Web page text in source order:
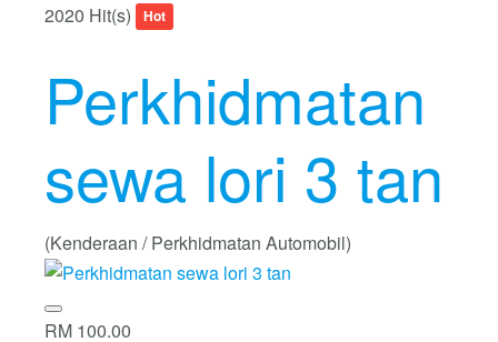
2020 Hit(s)
Hot
Perkhidmatan
sewa lori 3 tan
(Kenderaan / Perkhidmatan Automobil)
RM 100.00